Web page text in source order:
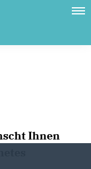
Ihnen